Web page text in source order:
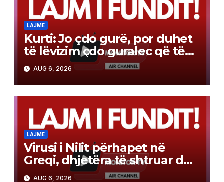
LAJME
Kurti: Jo çdo gurë, por duhet
të lëvizim çdo guralec që të
evitojmë zgjedhjet e reja! Me
Abdixhikun s’kam
ndërmjetës
AUG 6, 2026
LAJME
Virusi i Nilit përhapet në
Greqi, dhjetëra të shtruar dhe
gjashtë viktima
AUG 6, 2026